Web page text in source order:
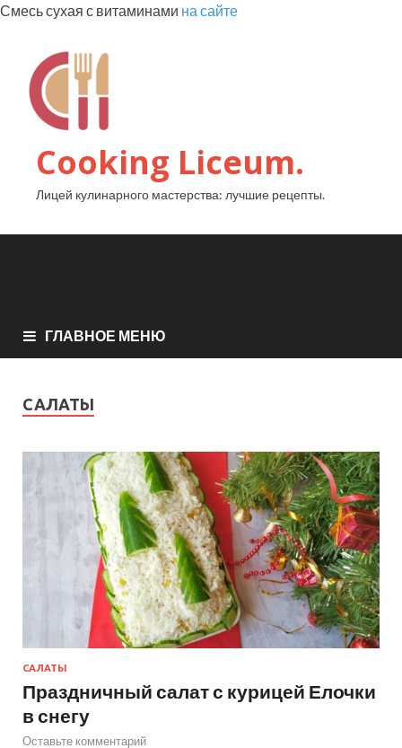
Смесь сухая с витаминами на сайте
Cooking Liceum.
Лицей кулинарного мастерства: лучшие рецепты.
ГЛАВНОЕ МЕНЮ
САЛАТЫ
САЛАТЫ
Праздничный салат с курицей Елочки
в снегу
Оставьте комментарий